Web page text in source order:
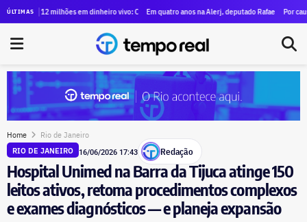
ÚLTIMAS
famílias que ocuparam antigo prédio do Inmetro
12 milhões em dinheiro vivo: Clébio Jacaré registra candidatura à Câmara e declara
Em quatro anos na Alerj, deputado Rafael Nobre multiplica
Por causa de
Home Rio de Janeiro
RIO DE JANEIRO 16/06/2026 17:43 Redação
Hospital Unimed na Barra da Tijuca atinge 150
leitos ativos, retoma procedimentos complexos
e exames diagnósticos — e planeja expansão